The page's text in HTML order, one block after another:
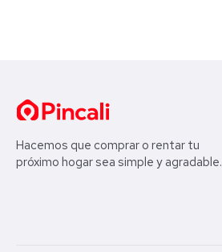
Hacemos que comprar o rentar tu
próximo hogar sea simple y agradable.